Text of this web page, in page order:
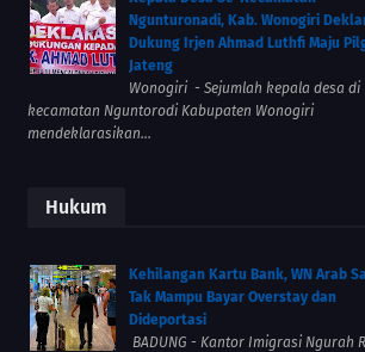
Ngunturonadi, Kab. Wonogiri
Dukung Irjen Ahmad Luthfi Maju
Jateng
Wonogiri - Sejumlah kepala desa di
kecamatan Nguntorodi Kabupaten Wonogiri
mendeklarasikan...
Hukum
Kehilangan Kartu Bank, WN Arab
Tak Mampu Bayar Overstay dan
Dideportasi
BADUNG - Kantor Imigrasi Ngurah